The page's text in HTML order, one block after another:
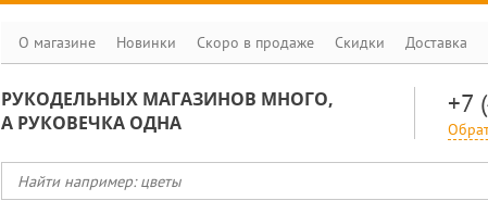
О магазине Новинки Скоро в продаже Скидки Доставка
РУКОДЕЛЬНЫХ МАГАЗИНОВ МНОГО,
А РУКОВЕЧКА ОДНА
+7